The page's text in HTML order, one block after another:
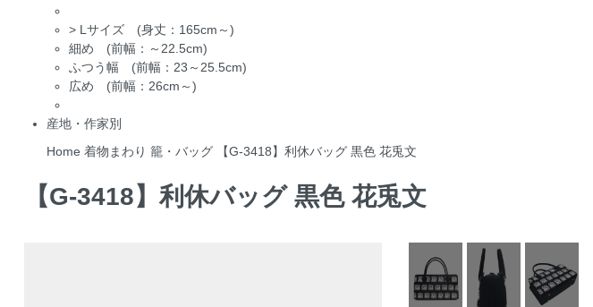
> Lサイズ (身丈：165cm～)
細め (前幅：～22.5cm)
ふつう幅 (前幅：23～25.5cm)
広め (前幅：26cm～)
産地・作家別
Home 着物まわり 籠・バッグ 【G-3418】利休バッグ 黒色 花兎文
【G-3418】利休バッグ 黒色 花兎文